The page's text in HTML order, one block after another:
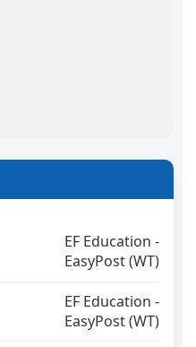
EF Education -
EasyPost (WT)
EF Education -
EasyPost (WT)